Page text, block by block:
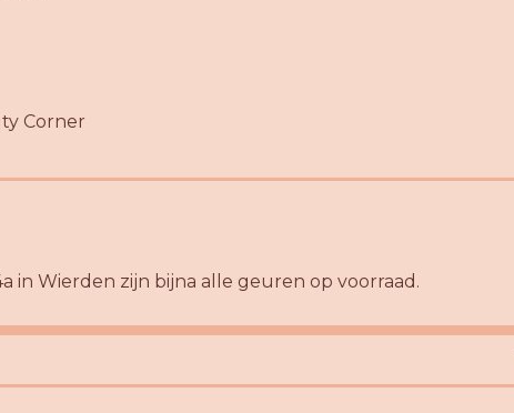
Corner
in Wierden zijn bijna alle geuren op voorraad.